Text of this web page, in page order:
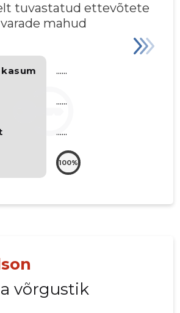
tuvastatud ettevõtete
mahud
......
......
......
100%
võrgustik